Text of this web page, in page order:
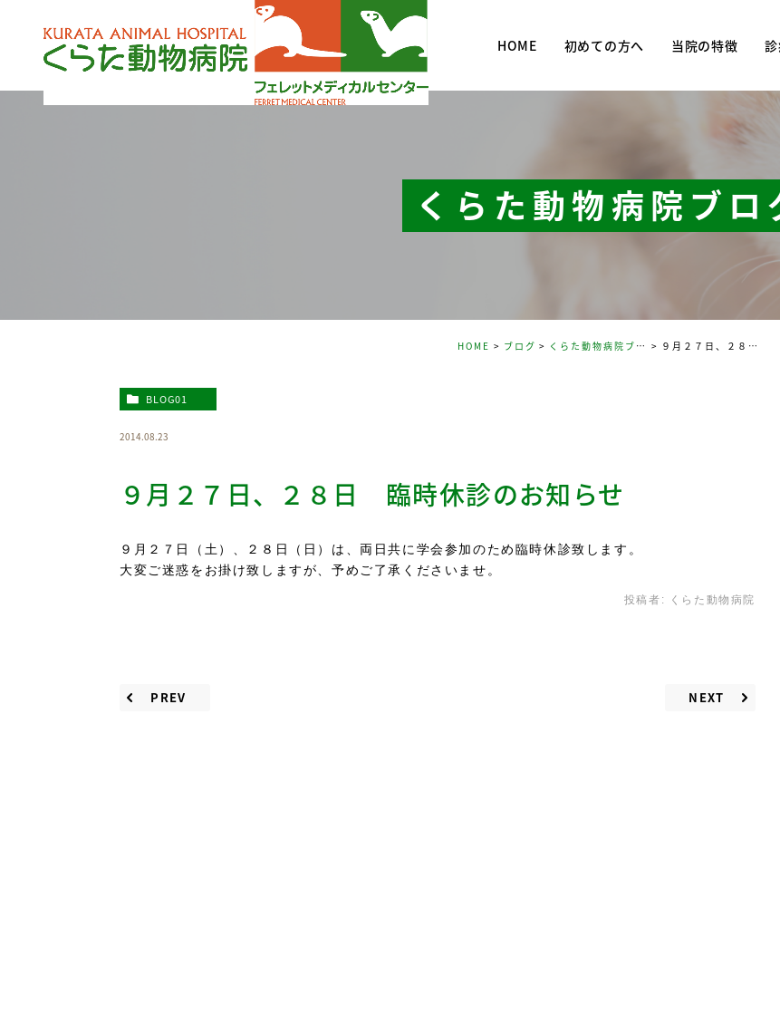
HOME 初めての方へ 当院の特徴
予
くらた動物病院ブロ
HOME ブログ くらた動物病院ブログ ９月２７日、２８日 臨時休診のお知らせ
BLOG01
2014.08.23
９月２７日、２８日 臨時休診のお知らせ
９月２７日（土）、２８日（日）は、両日共に学会参加のため臨時休診致します。
大変ご迷惑をお掛け致しますが、予めご了承くださいませ。
投稿者: くらた動物病院
PREV NEXT